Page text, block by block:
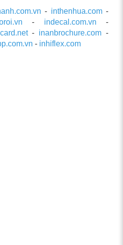
- inthenhua.com-
- indecal.com.vn -
- inanbrochure.com -
- inhiflex.com